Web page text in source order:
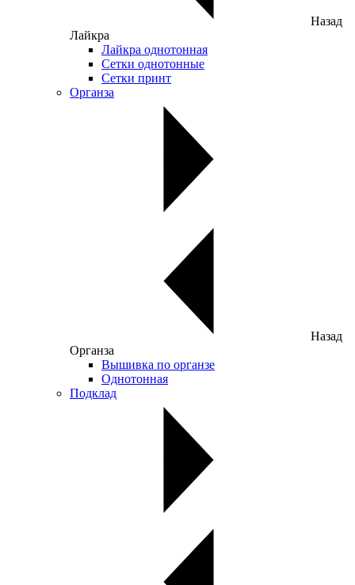
Назад
Лайкра
Лайкра однотонная
Сетки однотонные
Сетки принт
Органза
Назад
Органза
Вышивка по органзе
Однотонная
Подклад